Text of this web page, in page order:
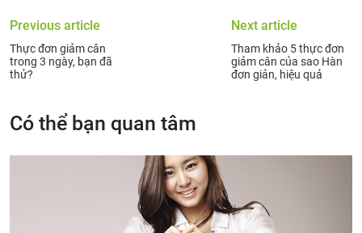
Previous article
Thực đơn giảm cân
trong 3 ngày, bạn đã
thử?
Next article
Tham khảo 5 thực đơn
giảm cân của sao Hàn
đơn giản, hiệu quả
Có thể bạn quan tâm